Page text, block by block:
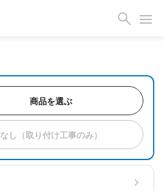
商品を選ぶ
なし（取り付け工事のみ）